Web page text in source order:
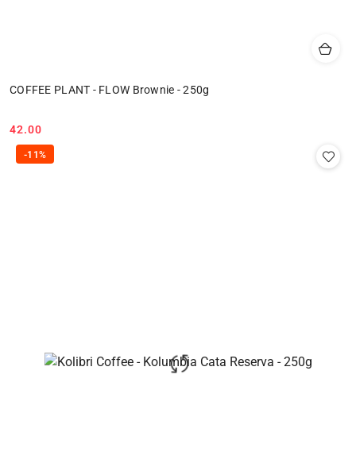
COFFEE PLANT - FLOW Brownie - 250g
Cena:
42.00
-11%